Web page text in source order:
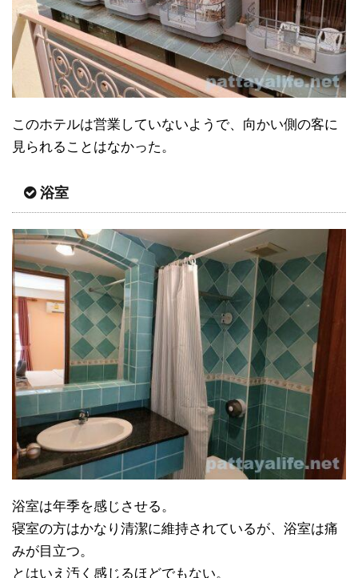
このホテルは営業していないようで、向かい側の客に
見られることはなかった。
浴室
浴室は年季を感じさせる。
寝室の方はかなり清潔に維持されているが、浴室は痛
みが目立つ。
とはいえ汚く感じるほどでもない。